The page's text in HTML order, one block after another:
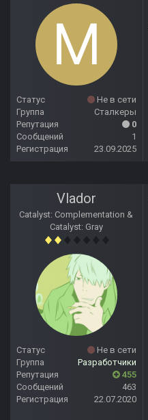
Статус
Не в сети
Группа
Сталкеры
Репутация
0
Сообщений
1
Регистрация
23.09.2025
Vlador
Catalyst: Complementation &
Catalyst: Gray
Статус
Не в сети
Группа
Разработчики
Репутация
455
Сообщений
463
Регистрация
22.07.2020